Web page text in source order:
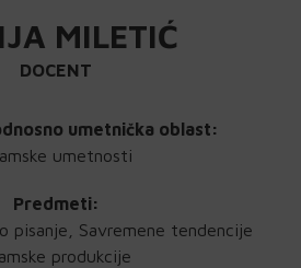
MILETIĆ
DOCENT
umetnička oblast:
umetnosti
Predmeti:
pisanje, Savremene tendencije
produkcije